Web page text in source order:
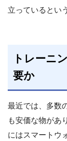
立っているとい
トレーニ
要か
最近では、多数
も安価な物があ
にはスマートウ